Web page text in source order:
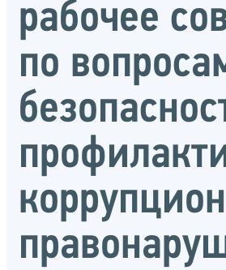
рабочее
по